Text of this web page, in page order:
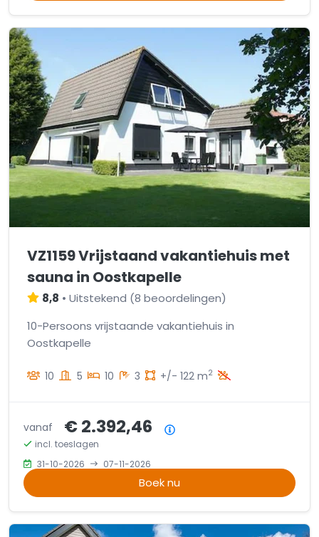
VZ1159 Vrijstaand vakantiehuis met
sauna in Oostkapelle
8,8 • Uitstekend (8 beoordelingen)
10-Persoons vrijstaande vakantiehuis in
Oostkapelle
10 5 10 3 +/- 122 m2
vanaf € 2.392,46
incl. toeslagen
31-10-2026
07-11-2026
Boek nu